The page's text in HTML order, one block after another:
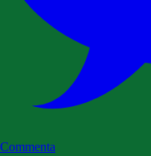
Commenta